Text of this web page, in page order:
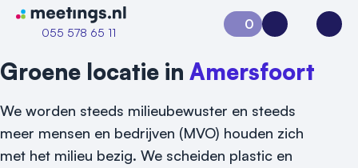
Naar home van Meetings
055 578 65 11
0
Aanvraag 0Inloggen
Groene locatie in Amersfoort
We worden steeds milieubewuster en steeds
meer mensen en bedrijven (MVO) houden zich
met het milieu bezig. We scheiden plastic en